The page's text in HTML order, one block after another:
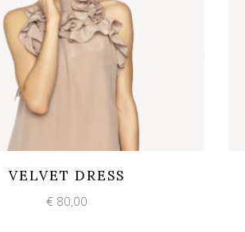
VELVET DRESS
€80,00